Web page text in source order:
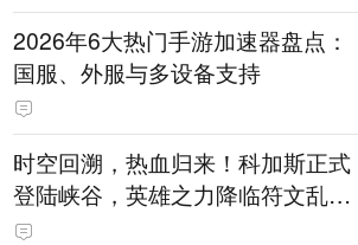
2026年6大热门手游加速器盘点：
国服、外服与多设备支持
时空回溯，热血归来！科加斯正式
登陆峡谷，英雄之力降临符文乱
斗！